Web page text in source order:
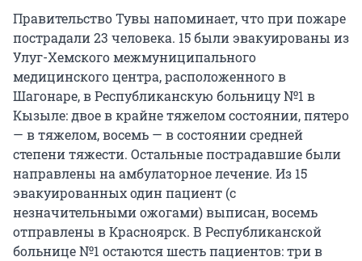
Правительство Тувы напоминает, что при пожаре
пострадали 23 человека. 15 были эвакуированы из
Улуг-Хемского межмуниципального
медицинского центра, расположенного в
Шагонаре, в Республиканскую больницу №1 в
Кызыле: двое в крайне тяжелом состоянии, пятеро
— в тяжелом, восемь — в состоянии средней
степени тяжести. Остальные пострадавшие были
направлены на амбулаторное лечение. Из 15
эвакуированных один пациент (с
незначительными ожогами) выписан, восемь
отправлены в Красноярск. В Республиканской
больнице №1 остаются шесть пациентов: три в